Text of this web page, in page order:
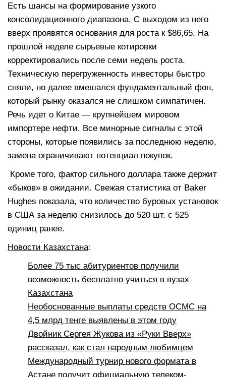
Есть шансы на формирование узкого
консолидационного диапазона. С выходом из него
вверх проявятся основания для роста к $86,65. На
прошлой неделе сырьевые котировки
корректировались после семи недель роста.
Техническую перегруженность инвесторы быстро
сняли, но далее вмешался фундаментальный фон,
который рынку оказался не слишком симпатичен.
Речь идет о Китае — крупнейшем мировом
импортере нефти. Все минорные сигналы с этой
стороны, которые появились за последнюю неделю,
замена ограничивают потенциал покупок.
Кроме того, фактор сильного доллара также держит
«быков» в ожидании. Свежая статистика от Baker
Hughes показала, что количество буровых установок
в США за неделю снизилось до 520 шт. с 525
единиц ранее.
Новости Казахстана:
Более 75 тыс абитуриентов получили
возможность бесплатно учиться в вузах
Казахстана
Необоснованные выплаты средств ОСМС на
4,5 млрд тенге выявлены в этом году
Двойник Сергея Жукова из «Руки Вверх»
рассказал, как стал народным любимцем
Международный турнир нового формата в
Астане получит официальную телеком-